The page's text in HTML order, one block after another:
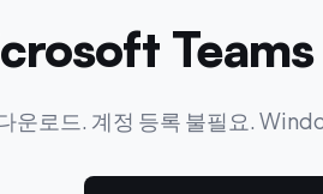
운로드. 계정 등록 불필요.